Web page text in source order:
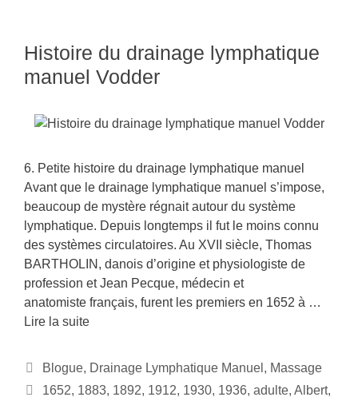
Histoire du drainage lymphatique
manuel Vodder
6. Petite histoire du drainage lymphatique manuel
Avant que le drainage lymphatique manuel s’impose,
beaucoup de mystère régnait autour du système
lymphatique. Depuis longtemps il fut le moins connu
des systèmes circulatoires. Au XVII siècle, Thomas
BARTHOLIN, danois d’origine et physiologiste de
profession et Jean Pecque, médecin et
anatomiste français, furent les premiers en 1652 à …
Lire la suite
Blogue, Drainage Lymphatique Manuel , Massage
1652, 1883, 1892, 1912, 1930, 1936, adulte, Albert,